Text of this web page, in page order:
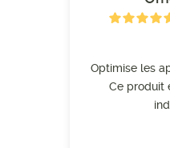
Optimise les
Ce produit